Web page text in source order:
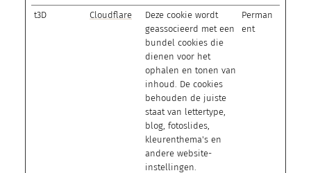
t3D Cloudflare
Deze cookie wordt
geassocieerd met een
bundel cookies die
dienen voor het
ophalen en tonen van
inhoud. De cookies
behouden de juiste
staat van lettertype,
blog, fotoslides,
kleurenthema's en
andere website-
instellingen.
Perman
ent